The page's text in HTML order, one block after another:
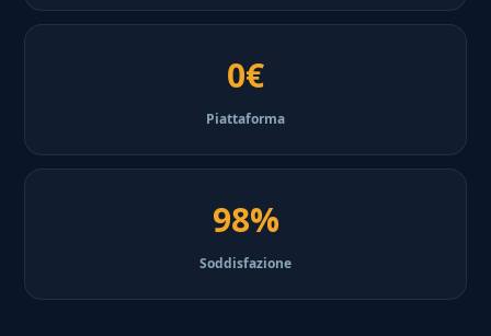
0€
Piattaforma
98%
Soddisfazione